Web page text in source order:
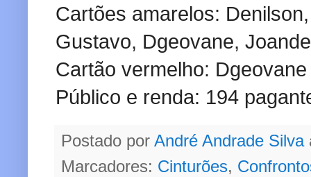
Cartões amarelos:
Gustavo, Dgeovane,
Cartão vermelho:
Público e renda: 194
Postado por André Andrade Silva
Marcadores: Cinturões,